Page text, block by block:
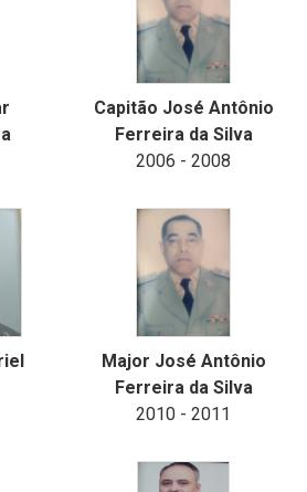
Capitão José Antônio
Ferreira da Silva
2006 - 2008
Major José Antônio
Ferreira da Silva
2010 - 2011